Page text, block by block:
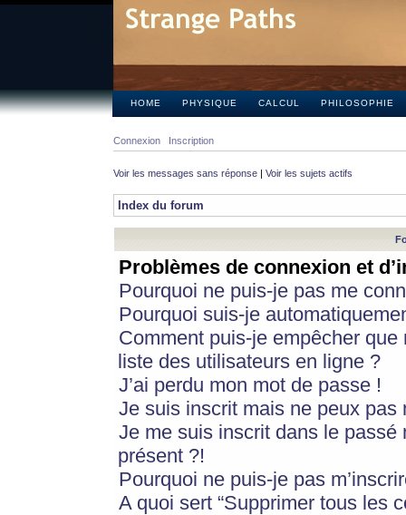
HOME PHYSIQUE CALCUL PHILOSOPHIE
Connexion Inscription
Voir les messages sans réponse | Voir les sujets actifs
Index du forum
Problèmes de connexion et
Pourquoi ne puis-je pas me
Pourquoi suis-je
Comment puis-je empêcher
liste des utilisateurs en ligne ?
J’ai perdu mon mot de passe !
Je suis inscrit mais ne peux pas
Je me suis inscrit dans le
présent ?!
Pourquoi ne puis-je pas
A quoi sert “Supprimer tous les